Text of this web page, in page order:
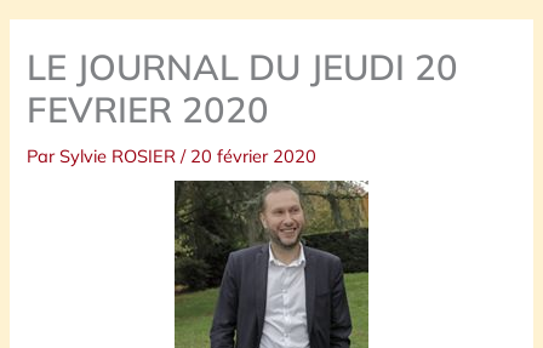
LE JOURNAL DU JEUDI 20
FEVRIER 2020
ParSylvie ROSIER/ 20 février 2020